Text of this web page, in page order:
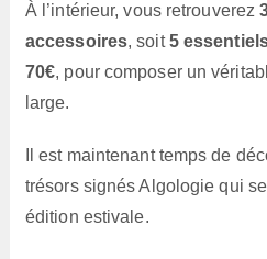
À l’intérieur, vous retrouverez
accessoires, soit5
70€, pour composer un
large.
Il est maintenant temps de
trésors signés Algologie qui
édition estivale.